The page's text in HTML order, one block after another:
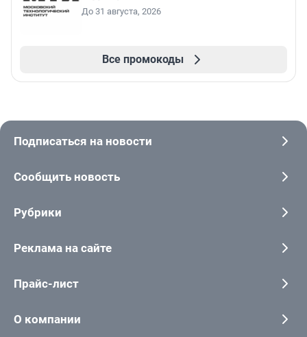
До 31 августа, 2026
Все промокоды
Подписаться на новости
Сообщить новость
Рубрики
Реклама на сайте
Прайс-лист
О компании